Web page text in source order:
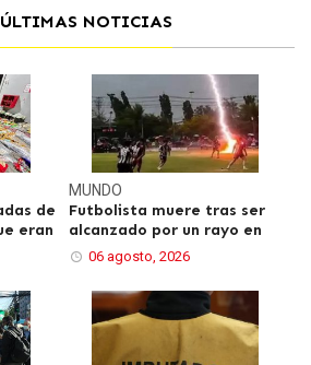
NOTICIAS
de
eran
MUNDO
Futbolista muere tras ser
alcanzado por un rayo en
06 agosto, 2026